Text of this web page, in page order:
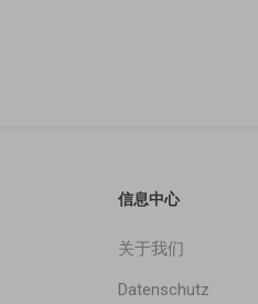
信息中心
关于我们
Datenschutz